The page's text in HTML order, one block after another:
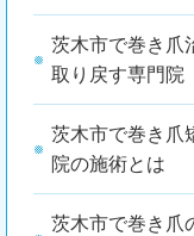
茨木市で巻き爪
取り戻す専門院
茨木市で巻き
院の施術とは
茨木市で巻き